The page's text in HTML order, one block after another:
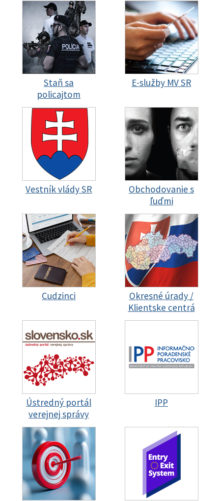
Staň sa
policajtom
E-služby MV SR
Vestník vlády SR
Obchodovanie s
ľuďmi
Cudzinci
Okresné úrady /
Klientske centrá
Ústredný portál
verejnej správy
IPP